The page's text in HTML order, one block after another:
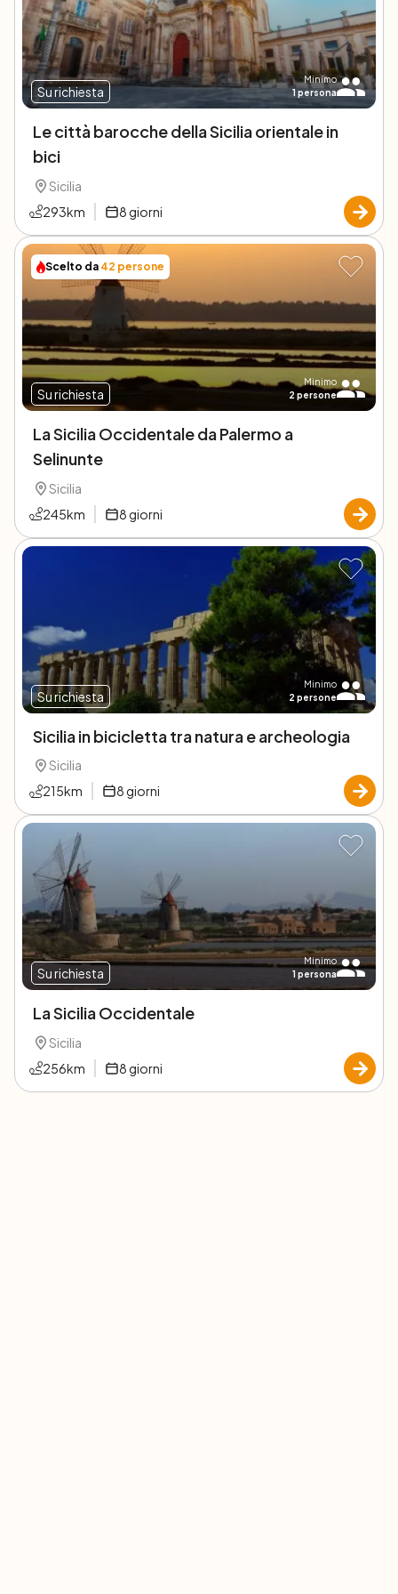
Su richiesta
Minimo
1 persona
Le città barocche della Sicilia orientale in
bici
Sicilia
293km 8giorni
Scelto da 42 persone
Su richiesta
Minimo
2 persone
La Sicilia Occidentale da Palermo a
Selinunte
Sicilia
245km 8giorni
Su richiesta
Minimo
2 persone
Sicilia in bicicletta tra natura e archeologia
Sicilia
215km 8giorni
Su richiesta
Minimo
1 persona
La Sicilia Occidentale
Sicilia
256km 8giorni